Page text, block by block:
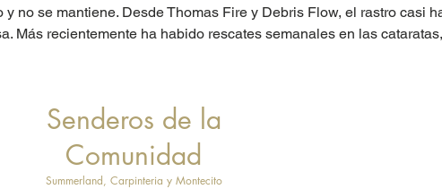
no se mantiene. Desde Thomas Fire y Debris Flow, el rastro casi
Más recientemente ha habido rescates semanales en las cataratas,
Senderos de la
Comunidad
Summerland, Carpinteria y Montecito